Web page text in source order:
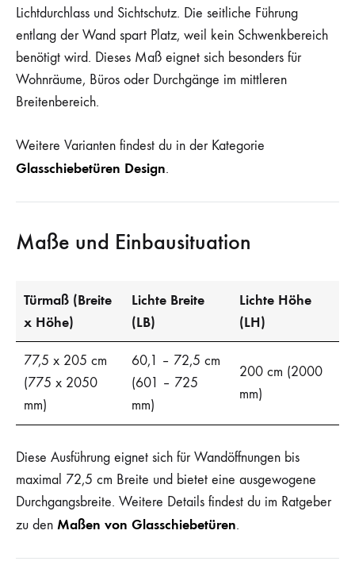
Lichtdurchlass und Sichtschutz. Die seitliche Führung
entlang der Wand spart Platz, weil kein Schwenkbereich
benötigt wird. Dieses Maß eignet sich besonders für
Wohnräume, Büros oder Durchgänge im mittleren
Breitenbereich.
Weitere Varianten findest du in der Kategorie
Glasschiebetüren Design.
Maße und Einbausituation
Türmaß (Breite
x Höhe)
Lichte Breite
(LB)
Lichte Höhe
(LH)
77,5 x 205 cm
(775 x 2050
mm)
60,1 – 72,5 cm
(601 – 725
mm)
200 cm (2000
mm)
Diese Ausführung eignet sich für Wandöffnungen bis
maximal 72,5 cm Breite und bietet eine ausgewogene
Durchgangsbreite. Weitere Details findest du im Ratgeber
zu den Maßen von Glasschiebetüren.